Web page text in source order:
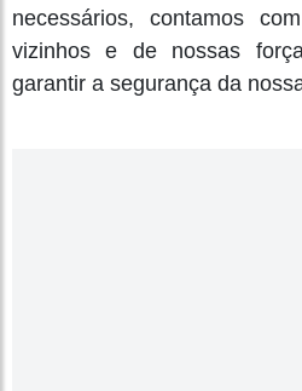
necessários, contamos
vizinhos e de nossas
garantir a segurança da